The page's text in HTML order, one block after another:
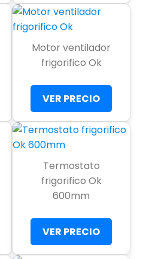
Motor ventilador
frigorifico Ok
VER PRECIO
Termostato
frigorifico Ok
600mm
VER PRECIO